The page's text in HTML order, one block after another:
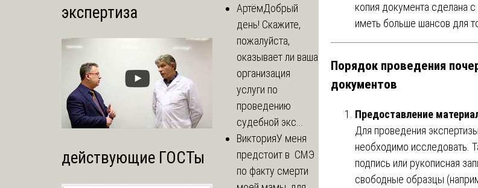
копия документа сделана
иметь больше шансов для
Порядок проведения
документов
Предоставление
Для проведения
необходимо исследовать.
подпись или рукописная
свободные образцы
экспертиза
действующие ГОСТы
АртёмДобрый
день! Скажите,
пожалуйста,
оказывает ли ваша
организация
услуги по
проведению
судебной экс...
ВикторияУ меня
предстоит в СМЭ
по факту смерти